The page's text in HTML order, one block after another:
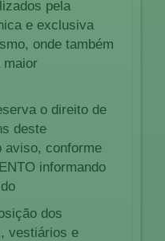
pela
e exclusiva
onde também
maior
o direito de
deste
aviso, conforme
informando
dos
vestiários e